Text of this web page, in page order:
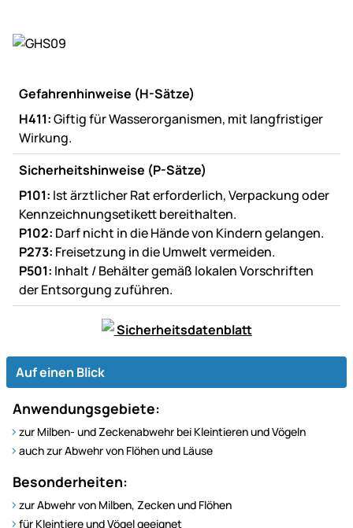
Gefahrenhinweise (H-Sätze)
H411:Giftig für Wasserorganismen, mit langfristiger
Wirkung.
Sicherheitshinweise (P-Sätze)
P101: Ist ärztlicher Rat erforderlich, Verpackung oder
Kennzeichnungsetikett bereithalten.
P102: Darf nicht in die Hände von Kindern gelangen.
P273: Freisetzung in die Umwelt vermeiden.
P501: Inhalt / Behälter gemäß lokalen Vorschriften
der Entsorgung zuführen.
Sicherheitsdatenblatt
Auf einen Blick
Anwendungsgebiete:
zur Milben- und Zeckenabwehr bei Kleintieren und Vögeln
auch zur Abwehr von Flöhen und Läuse
Besonderheiten:
zur Abwehr von Milben, Zecken und Flöhen
für Kleintiere und Vögel geeignet